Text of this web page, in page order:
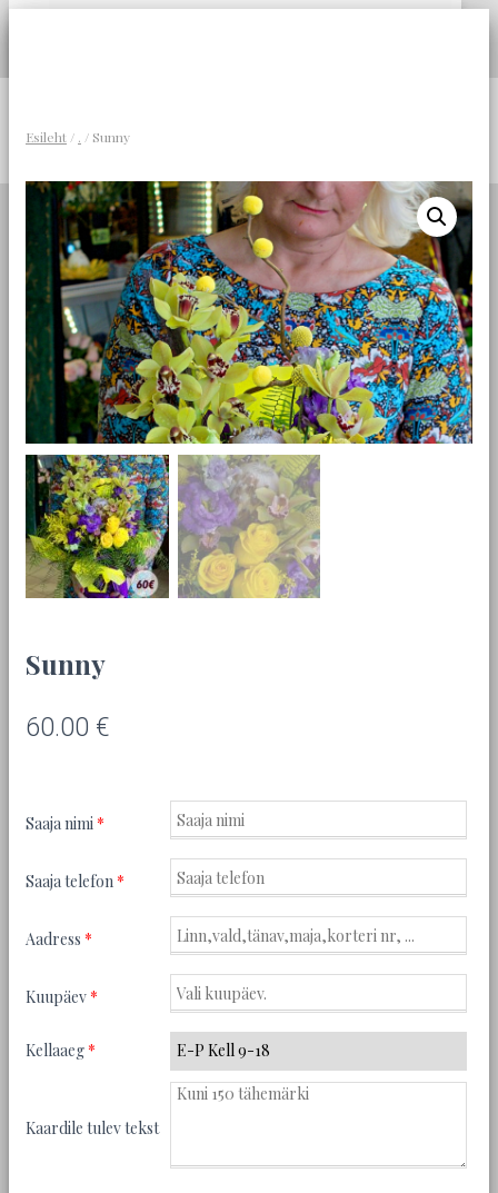
LILLEPOOD HAAPSALUS
Esileht / . / Sunny
Sunny
60.00 €
Saaja nimi *
Saaja telefon *
Aadress *
Kuupäev *
Kellaaeg *
Kaardile tulev tekst